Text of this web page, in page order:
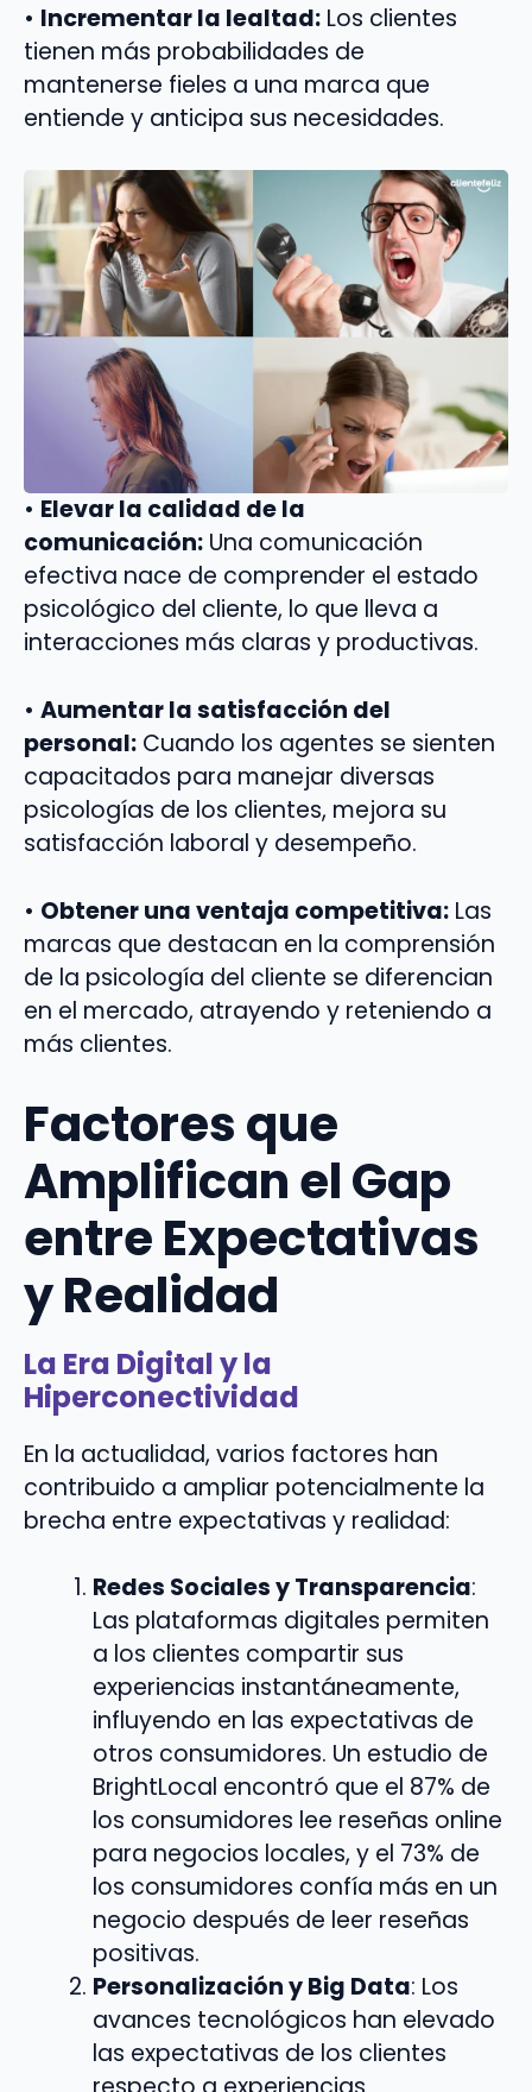
• Incrementar la lealtad: Los clientes
tienen más probabilidades de
mantenerse fieles a una marca que
entiende y anticipa sus necesidades.
• Elevar la calidad de la
comunicación: Una comunicación
efectiva nace de comprender el estado
psicológico del cliente, lo que lleva a
interacciones más claras y productivas.
• Aumentar la satisfacción del
personal: Cuando los agentes se sienten
capacitados para manejar diversas
psicologías de los clientes, mejora su
satisfacción laboral y desempeño.
• Obtener una ventaja competitiva: Las
marcas que destacan en la comprensión
de la psicología del cliente se diferencian
en el mercado, atrayendo y reteniendo a
más clientes.
Factores que
Amplifican el Gap
entre Expectativas
y Realidad
La Era Digital y la
Hiperconectividad
En la actualidad, varios factores han
contribuido a ampliar potencialmente la
brecha entre expectativas y realidad:
Redes Sociales y Transparencia:
Las plataformas digitales permiten
a los clientes compartir sus
experiencias instantáneamente,
influyendo en las expectativas de
otros consumidores. Un estudio de
BrightLocal encontró que el 87% de
los consumidores lee reseñas online
para negocios locales, y el 73% de
los consumidores confía más en un
negocio después de leer reseñas
positivas.
Personalización y Big Data: Los
avances tecnológicos han elevado
las expectativas de los clientes